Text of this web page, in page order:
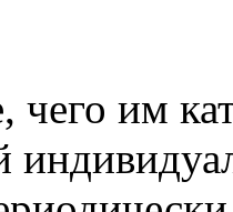
чего им